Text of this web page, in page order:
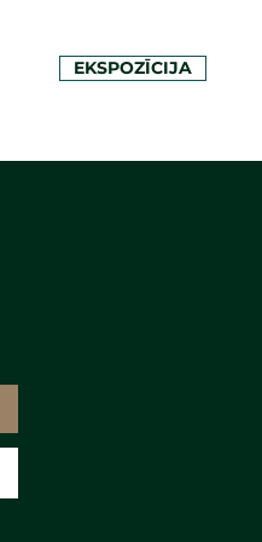
EKSPOZĪCIJA